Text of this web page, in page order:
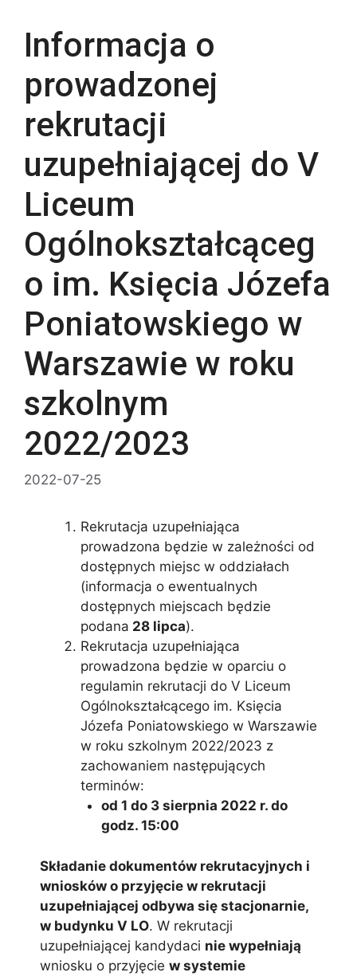
Informacja o
prowadzonej
rekrutacji
uzupełniającej do V
Liceum
Ogólnokształcąceg
o im. Księcia Józefa
Poniatowskiego w
Warszawie w roku
szkolnym
2022/2023
2022-07-25
Rekrutacja uzupełniająca
prowadzona będzie w zależności od
dostępnych miejsc w oddziałach
(informacja o ewentualnych
dostępnych miejscach będzie
podana 28 lipca).
Rekrutacja uzupełniająca
prowadzona będzie w oparciu o
regulamin rekrutacji do V Liceum
Ogólnokształcącego im. Księcia
Józefa Poniatowskiego w Warszawie
w roku szkolnym 2022/2023 z
zachowaniem następujących
terminów:
od 1 do 3 sierpnia 2022 r. do
godz. 15:00
Składanie dokumentów rekrutacyjnych i
wniosków o przyjęcie w rekrutacji
uzupełniającej odbywa się stacjonarnie,
w budynku V LO. W rekrutacji
uzupełniającej kandydaci nie wypełniają
wniosku o przyjęcie w systemie
są
opcjonalne.
potrzebne
do działania
Statystyki
W celu poprawy
serwisu w
oparciu o
korzystania z
serwisu.
Doświadczenie
Aby nasza
ze strony
internetowej.